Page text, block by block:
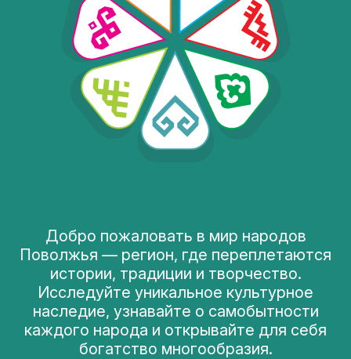
Добро пожаловать в мир народов
Поволжья — регион, где переплетаются
истории, традиции и творчество.
Исследуйте уникальное культурное
наследие, узнавайте о самобытности
каждого народа и открывайте для себя
богатство многообразия.